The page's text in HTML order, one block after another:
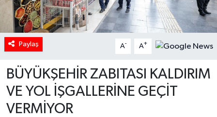
Paylaş A- A+
BÜYÜKŞEHİR ZABITASI KALDIRIM
VE YOL İŞGALLERİNE GEÇİT
VERMİYOR